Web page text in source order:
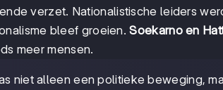
verzet. Nationalistische leiders
bleef groeien.Soekarno en
meer mensen.
niet alleen een politieke beweging,